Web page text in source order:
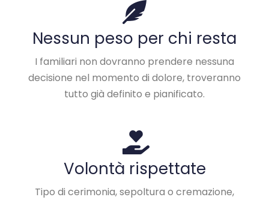
Nessun peso per chi resta
I familiari non dovranno prendere nessuna
decisione nel momento di dolore, troveranno
tutto già definito e pianificato.
Volontà rispettate
Tipo di cerimonia, sepoltura o cremazione,